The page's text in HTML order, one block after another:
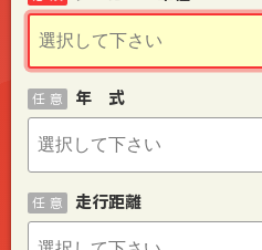
年 式
任 意
走行距離
任 意